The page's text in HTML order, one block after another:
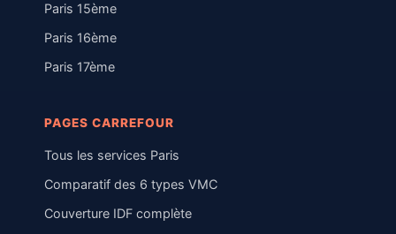
Paris 15ème
Paris 16ème
Paris 17ème
PAGES CARREFOUR
Tous les services Paris
Comparatif des 6 types VMC
Couverture IDF complète